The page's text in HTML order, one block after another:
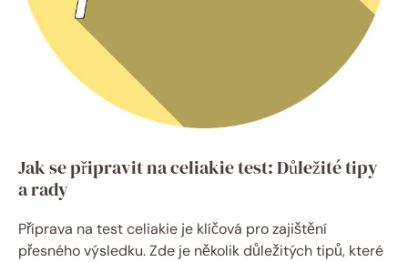
Jak⁢ se připravit‍ na​ celiakie ​test: Důležité tipy
a rady
Příprava na ‍test celiakie je klíčová ‍pro⁤ zajištění
přesného​ výsledku. Zde je několik důležitých tipů, které